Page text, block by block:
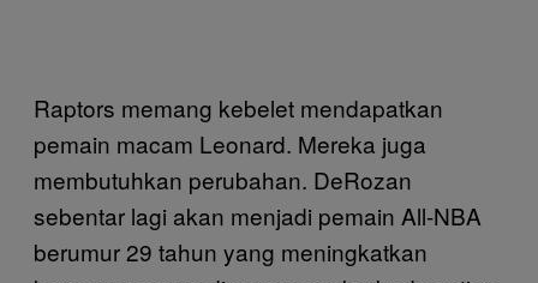
Raptors memang kebelet mendapatkan
pemain macam Leonard. Mereka juga
membutuhkan perubahan. DeRozan
sebentar lagi akan menjadi pemain All-NBA
berumur 29 tahun yang meningkatkan